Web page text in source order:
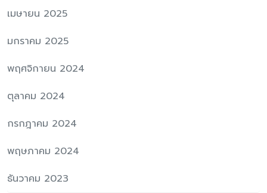
เมษายน 2025
มกราคม 2025
พฤศจิกายน 2024
ตุลาคม 2024
กรกฎาคม 2024
พฤษภาคม 2024
ธันวาคม 2023